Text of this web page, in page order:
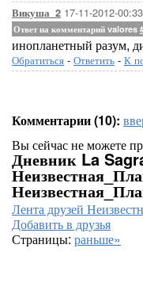
Викуша_2 17-11-2012-00:33
Ответ на комментарий valores
инопланетный разум,
Обратиться - Ответить - К
Комментарии (10):
Вы сейчас не можете
Дневник La
Лента друзей
Добавить в друзья
Страницы: раньше»